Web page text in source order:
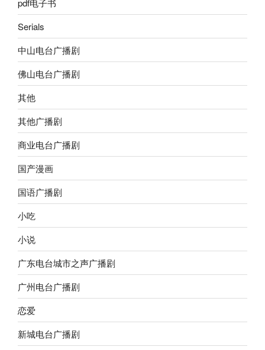
pdf电子书
Serials
中山电台广播剧
佛山电台广播剧
其他
其他广播剧
商业电台广播剧
国产漫画
国语广播剧
小吃
小说
广东电台城市之声广播剧
广州电台广播剧
恋爱
新城电台广播剧